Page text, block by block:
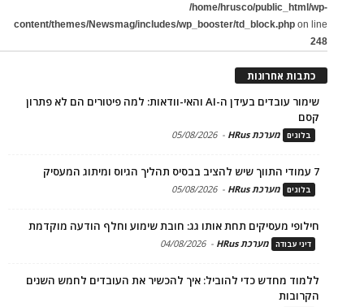
/home/hrusco/public_html/wp-
content/themes/Newsmag/includes/wp_booster/td_block.php on line
248
כתבות אחרונות
שימור עובדים בעידן ה-AI והאי-וודאות: למה פיטורים הם לא פתרון
קסם
בלוגים מערכת HRus -
05/08/2026
7 עמודי התווך שיש להציב בבסיס תהליך הגיוס ומיתוג המעסיק
בלוגים מערכת HRus -
05/08/2026
חילופי מעסיקים תחת אותו גג: חובת שימוע וחלף הודעה מוקדמת
דיני עבודה מערכת HRus -
04/08/2026
ללמוד מחדש כדי להוביל: איך להכשיר את העובדים לחמש השנים
הקרובות